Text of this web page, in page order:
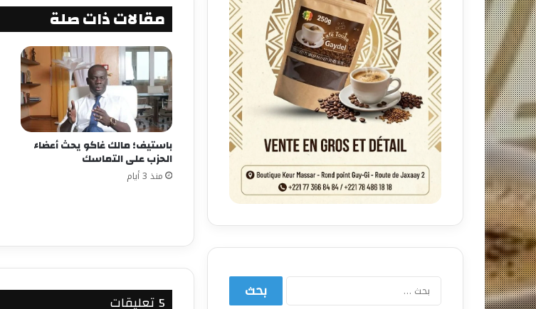
مقالات ذات صلة
باستيف؛ مالك غاكو يحث أعضاء
الحزب على التماسك
منذ 3 أيام
‫5 تعليقات
البحث